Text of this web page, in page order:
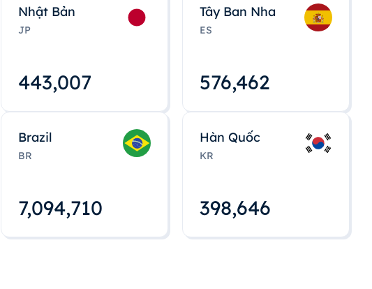
Nhật Bản
JP
443,008
Tây Ban Nha
ES
576,463
Brazil
BR
7,094,712
Hàn Quốc
KR
398,648